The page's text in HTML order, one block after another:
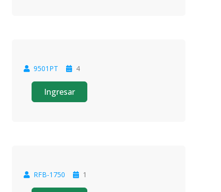
Oferta
9501PT 4
Ingresar
Oferta
RFB-1750 1